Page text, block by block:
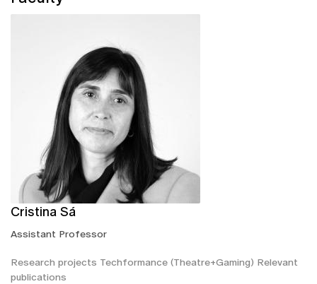
Cristina Sá
Assistant Professor
Research projects Techformance (Theatre+Gaming) Relevant
publications